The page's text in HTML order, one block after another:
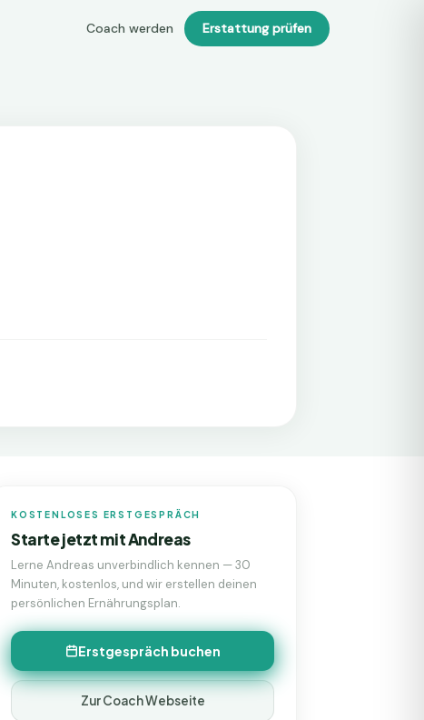
Coach werden Erstattung prüfen
KOSTENLOSES ERSTGESPRÄCH
Starte jetzt mitAndreas
Lerne Andreas unverbindlich kennen — 30
Minuten, kostenlos, und wir erstellen deinen
persönlichen Ernährungsplan.
Erstgespräch buchen
Zur Coach Webseite